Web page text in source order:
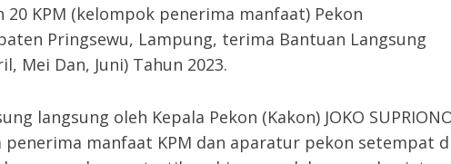
20 KPM (kelompok penerima manfaat) Pekon
Pringsewu, Lampung, terima Bantuan Langsung
Mei Dan, Juni) Tahun 2023.
langsung oleh Kepala Pekon (Kakon) JOKO
penerima manfaat KPM dan aparatur pekon setempat